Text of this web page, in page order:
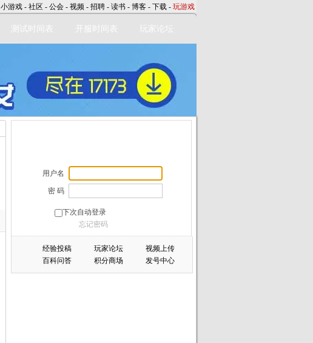
小游戏 - 社区 - 公会 - 视频 - 招聘 - 读书 - 博客 - 下载 - 玩游戏
测试时间表 开服时间表 玩家论坛
用户名
密 码
下次自动登录
忘记密码
经验投稿 玩家论坛
视频上传
百科问答
积分商场 发号中心